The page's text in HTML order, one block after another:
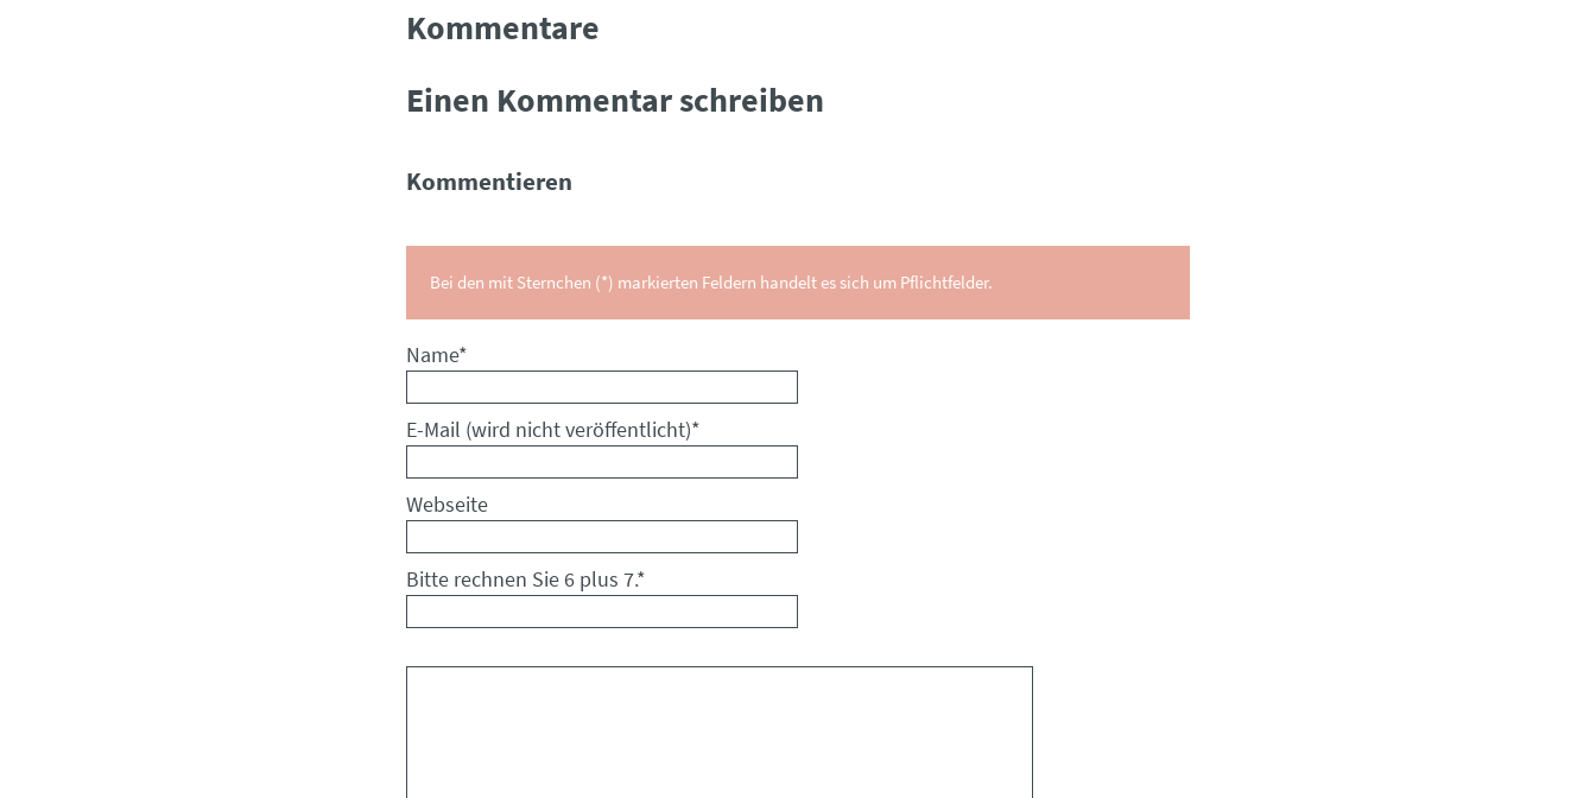
Kommentare
Einen Kommentar schreiben
Kommentieren
Bei den mit Sternchen (*) markierten Feldern handelt es sich um Pflichtfelder.
Pflichtfeld
Name*
Pflichtfeld
E-Mail (wird nicht veröffentlicht)*
Webseite
Bitte rechnen Sie 6 plus 7.*